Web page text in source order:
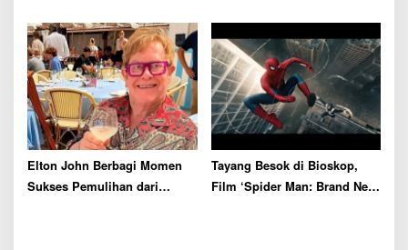
Elton John Berbagi Momen
Sukses Pemulihan dari
Tayang Besok di Bioskop,
Film ‘Spider Man: Brand New